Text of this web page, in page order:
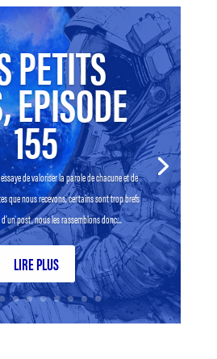
PETITS
EPISODE
155
de valoriser la parole de chacune et de
que nous recevons, certains sont trop brefs
post, nous les rassemblons donc...
LIRE PLUS